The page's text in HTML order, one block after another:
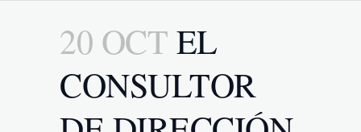
20 OCTEL
CONSULTOR